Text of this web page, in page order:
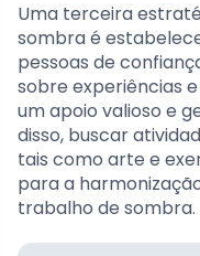
Uma terceira
sombra é
pessoas de
sobre experiências
um apoio valioso e
disso, buscar
tais como arte e
para a
trabalho de sombra.